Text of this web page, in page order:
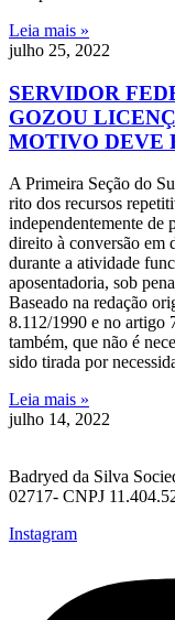
Leia mais »
julho 25, 2022
SERVIDOR
GOZOU
MOTIVO DEVE
A Primeira Seção do
rito dos recursos
independentemente de
direito à conversão em
durante a atividade
aposentadoria, sob
Baseado na redação
8.112/1990 e no artigo
também, que não é
sido tirada por
Leia mais »
julho 14, 2022
Badryed da Silva
02717- CNPJ
Instagram